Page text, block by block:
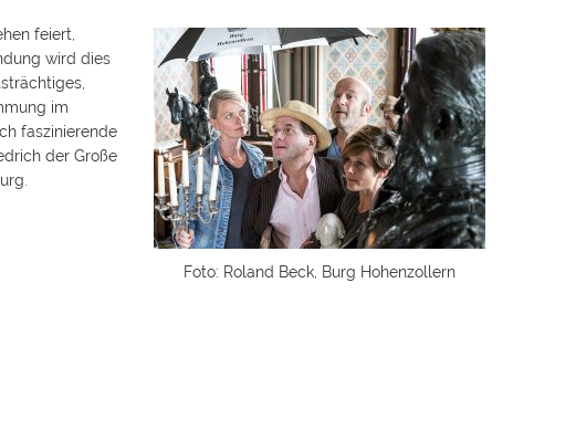
Foto: Roland Beck, Burg Hohenzollern
feiert,
wird dies
im
faszinierende
der Große